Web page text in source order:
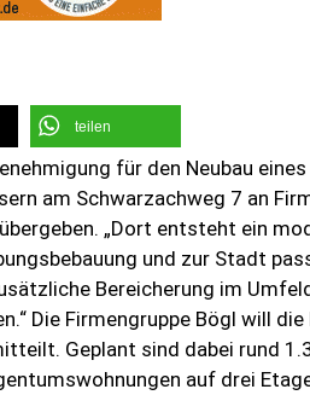
teilen
für den Neubau eines
am Schwarzachweg 7 an
„Dort entsteht ein
und zur Stadt
Bereicherung im
Die Firmengruppe Bögl will die
Geplant sind dabei rund
auf drei